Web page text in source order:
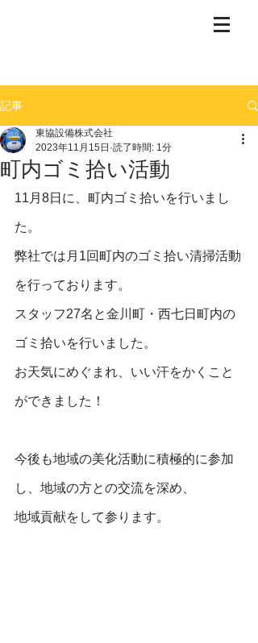
記事
町内ゴミ拾い活動
東協設備株式会社
2023年11月15日 読了時間: 1分
11月8日に、町内ゴミ拾いを行いまし
た。
弊社では月1回町内のゴミ拾い清掃活動
を行っております。
スタッフ27名と金川町・西七日町内の
ゴミ拾いを行いました。
お天気にめぐまれ、いい汗をかくこと
ができました！
今後も地域の美化活動に積極的に参加
し、地域の方との交流を深め、
地域貢献をして参ります。